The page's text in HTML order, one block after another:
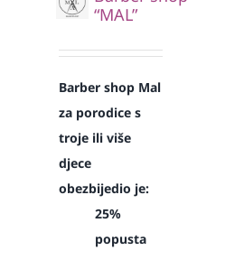
“MAL”
Barber shop Mal
za porodice s
troje ili više
djece
obezbijedio je:
25%
popusta